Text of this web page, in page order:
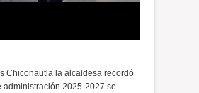
Chiconautla la alcaldesa recordó
administración 2025-2027 se